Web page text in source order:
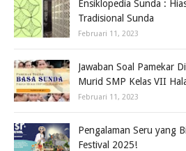
Ensiklopedia Sunda :
Tradisional Sunda
Februari 11, 2023
Jawaban Soal Pamekar
Murid SMP Kelas VII
Februari 11, 2023
Pengalaman Seru yang
Festival 2025!